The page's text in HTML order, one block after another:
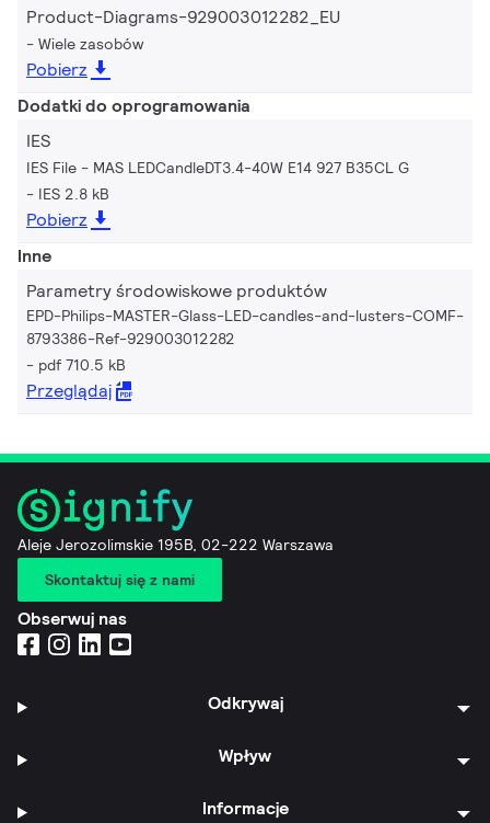
Product-Diagrams-929003012282_EU
Wiele zasobów
Pobierz
Dodatki do oprogramowania
IES
IES File - MAS LEDCandleDT3.4-40W E14 927 B35CL G
IES 2.8 kB
Pobierz
Inne
Parametry środowiskowe produktów
EPD-Philips-MASTER-Glass-LED-candles-and-lusters-COMF-
8793386-Ref-929003012282
pdf 710.5 kB
Przeglądaj
Aleje Jerozolimskie 195B, 02-222 Warszawa
Skontaktuj się z nami
Obserwuj nas
Odkrywaj
Wpływ
Informacje